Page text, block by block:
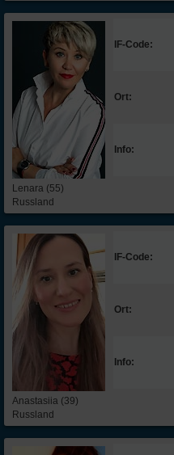
Lenara (55)
Russland
IF-Code:
Ort:
Info:
Anastasiia (39)
Russland
IF-Code:
Ort:
Info: